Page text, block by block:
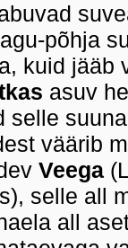
põhja
kuid jääb
asuv
selle
väärib
Veega
selle all
all